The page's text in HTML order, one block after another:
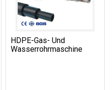
HDPE-Gas- Und
Wasserrohrmaschine